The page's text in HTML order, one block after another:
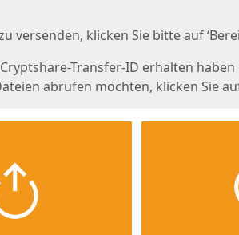
versenden, klicken Sie bitte auf
Transfer-ID erhalten
abrufen möchten, klicken Sie